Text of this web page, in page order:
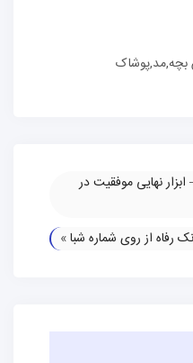
بچه,مد,پوشاک
نهایی موفقیت در
از روی شماره شبا»